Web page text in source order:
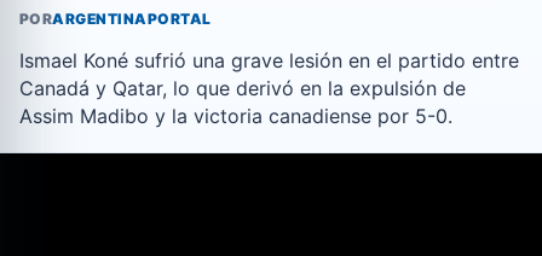
PORARGENTINAPORTAL
Ismael Koné sufrió una grave lesión en el partido entre
Canadá y Qatar, lo que derivó en la expulsión de
Assim Madibo y la victoria canadiense por 5-0.